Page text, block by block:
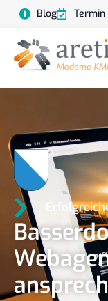
Blog Termin